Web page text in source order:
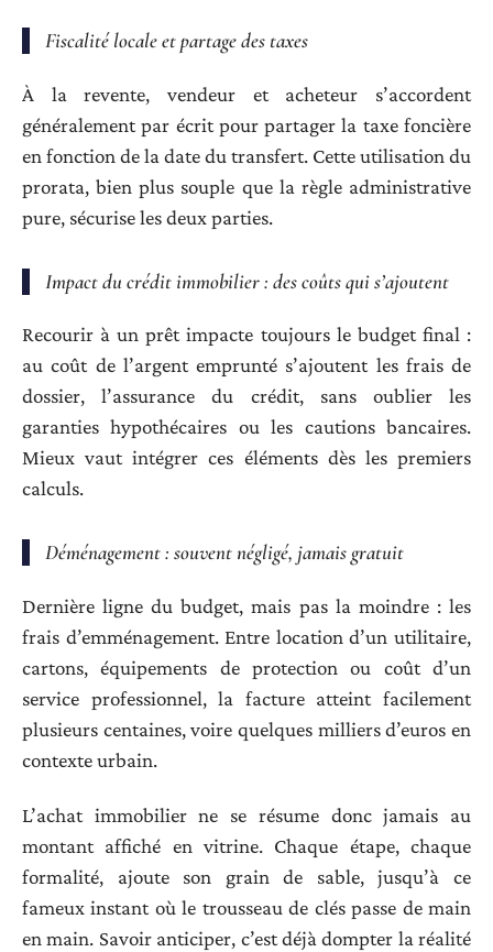
Fiscalité locale et partage des taxes
À la revente, vendeur et acheteur s’accordent
généralement par écrit pour partager la taxe foncière
en fonction de la date du transfert. Cette utilisation du
prorata, bien plus souple que la règle administrative
pure, sécurise les deux parties.
Impact du crédit immobilier : des coûts qui s’ajoutent
Recourir à un prêt impacte toujours le budget final :
au coût de l’argent emprunté s’ajoutent les frais de
dossier, l’assurance du crédit, sans oublier les
garanties hypothécaires ou les cautions bancaires.
Mieux vaut intégrer ces éléments dès les premiers
calculs.
Déménagement : souvent négligé, jamais gratuit
Dernière ligne du budget, mais pas la moindre : les
frais d’emménagement. Entre location d’un utilitaire,
cartons, équipements de protection ou coût d’un
service professionnel, la facture atteint facilement
plusieurs centaines, voire quelques milliers d’euros en
contexte urbain.
L’achat immobilier ne se résume donc jamais au
montant affiché en vitrine. Chaque étape, chaque
formalité, ajoute son grain de sable, jusqu’à ce
fameux instant où le trousseau de clés passe de main
en main. Savoir anticiper, c’est déjà dompter la réalité